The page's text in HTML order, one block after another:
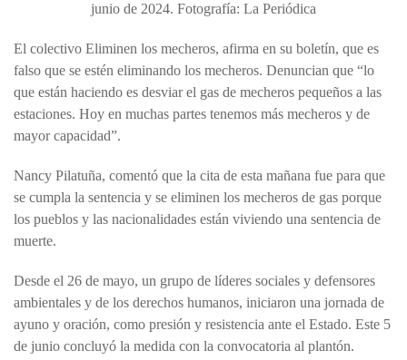
junio de 2024. Fotografía: La Periódica
El colectivo Eliminen los mecheros, afirma en su boletín, que es
falso que se estén eliminando los mecheros. Denuncian que “lo
que están haciendo es desviar el gas de mecheros pequeños a las
estaciones. Hoy en muchas partes tenemos más mecheros y de
mayor capacidad”.
Nancy Pilatuña, comentó que la cita de esta mañana fue para que
se cumpla la sentencia y se eliminen los mecheros de gas porque
los pueblos y las nacionalidades están viviendo una sentencia de
muerte.
Desde el 26 de mayo, un grupo de líderes sociales y defensores
ambientales y de los derechos humanos, iniciaron una jornada de
ayuno y oración, como presión y resistencia ante el Estado. Este 5
de junio concluyó la medida con la convocatoria al plantón.